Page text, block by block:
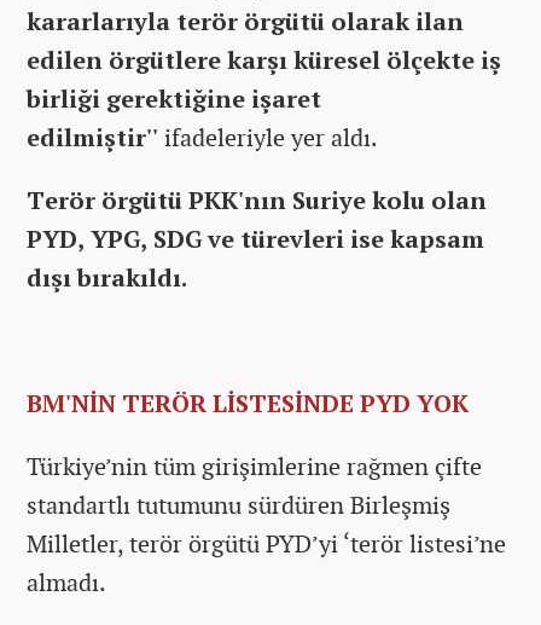
kararlarıyla terör örgütü olarak ilan
edilen örgütlere karşı küresel ölçekte iş
birliği gerektiğine işaret
edilmiştir'' ifadeleriyle yer aldı.
Terör örgütü PKK'nın Suriye kolu olan
PYD, YPG, SDG ve türevleri ise kapsam
dışı bırakıldı.
BM'NİN TERÖR LİSTESİNDE PYD YOK
Türkiye’nin tüm girişimlerine rağmen çifte
standartlı tutumunu sürdüren Birleşmiş
Milletler, terör örgütü PYD’yi ‘terör listesi’ne
almadı.